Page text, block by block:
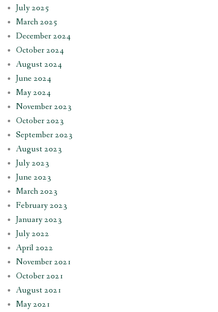
July 2025
March 2025
December 2024
October 2024
August 2024
June 2024
May 2024
November 2023
October 2023
September 2023
August 2023
July 2023
June 2023
March 2023
February 2023
January 2023
July 2022
April 2022
November 2021
October 2021
August 2021
May 2021